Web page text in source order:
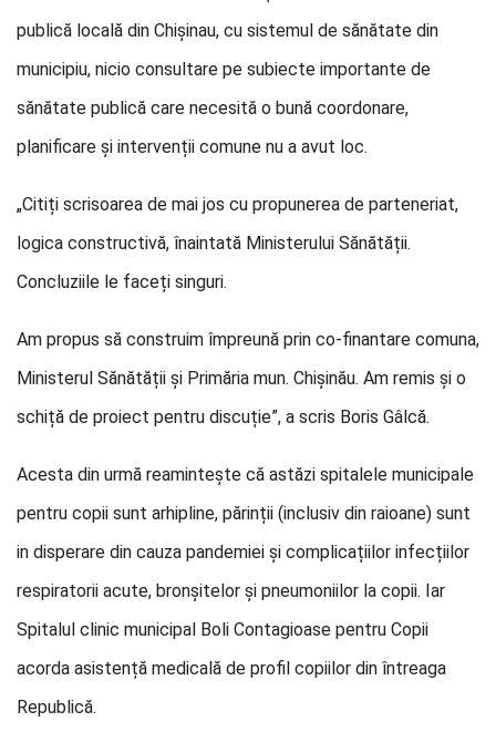
publică locală din Chișinau, cu sistemul de sănătate din
municipiu, nicio consultare pe subiecte importante de
sănătate publică care necesită o bună coordonare,
planificare și intervenții comune nu a avut loc.
„Citiți scrisoarea de mai jos cu propunerea de parteneriat,
logica constructivă, înaintată Ministerului Sănătății.
Concluziile le faceți singuri.
Am propus să construim împreună prin co-finantare comuna,
Ministerul Sănătății și Primăria mun. Chișinău. Am remis și o
schiță de proiect pentru discuție”, a scris Boris Gâlcă.
Acesta din urmă reamintește că astăzi spitalele municipale
pentru copii sunt arhipline, părinții (inclusiv din raioane) sunt
in disperare din cauza pandemiei și complicațiilor infecțiilor
respiratorii acute, bronșitelor și pneumoniilor la copii. Iar
Spitalul clinic municipal Boli Contagioase pentru Copii
acorda asistență medicală de profil copiilor din întreaga
Republică.